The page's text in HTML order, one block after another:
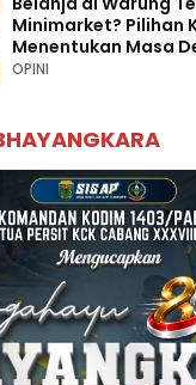
Minimarket? Pilihan
Menentukan Masa
Palopo
OPINI